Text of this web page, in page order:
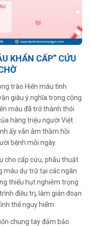
KHẨN CẤP” CỨU
trào Hiến máu tình
giàu ý nghĩa trong cộng
máu đã trở thành thói
hàng triệu người Việt
ấy vẫn âm thầm hồi
bệnh mỗi ngày.
cho cấp cứu, phẫu thuật
máu dự trữ tại các ngân
thiếu hụt nghiêm trọng
điều trị, làm gián đoạn
thế nguy hiểm.
chung tay đảm bảo